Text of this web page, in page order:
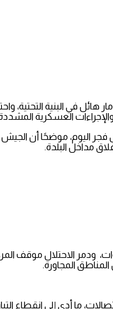
في البنية التحتية،
العسكرية
اليوم، موضحًا أن
مداخل البلدة.
ودمر الاحتلال موقف
المجاورة.
ما أدى إلى انقطاع